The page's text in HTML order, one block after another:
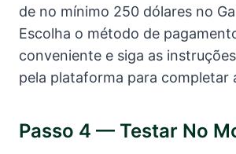
de no mínimo 250 dólares no
Escolha o método de
conveniente e siga as
pela plataforma para completar
Passo 4 — Testar No